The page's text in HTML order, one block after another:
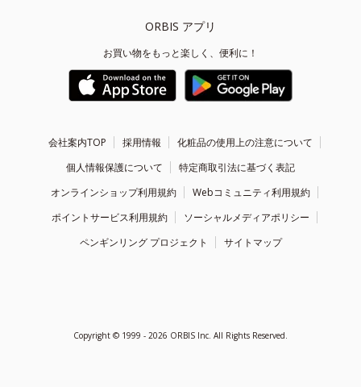
ORBIS アプリ
お買い物をもっと楽しく、便利に！
会社案内TOP 採用情報
化粧品の使用上の注意について
個人情報保護について
特定商取引法に基づく表記
オンラインショップ利用規約
Webコミュニティ利用規約
ポイントサービス利用規約
ソーシャルメディアポリシー
ペンギンリング プロジェクト
サイトマップ
Copyright © 1999 - 2026 ORBIS Inc. All Rights Reserved.